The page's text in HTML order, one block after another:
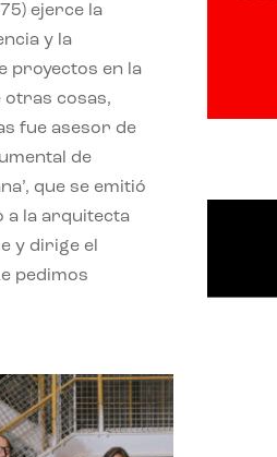
ejerce la
y la
proyectos en la
otras cosas,
fue asesor de
de
que se emitió
a la arquitecta
y dirige el
pedimos